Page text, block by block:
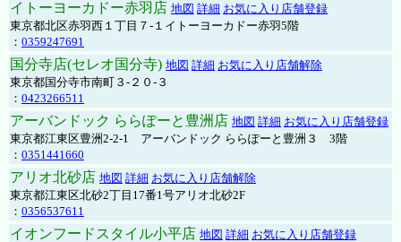
イトーヨーカドー赤羽店 地図 詳細 お気に入り店舗登録
東京都北区赤羽西１丁目７-１イトーヨーカドー赤羽5階
： 0359247691
国分寺店(セレオ国分寺) 地図 詳細 お気に入り店舗解除
東京都国分寺市南町３-２０-３
： 0423266511
アーバンドック ららぽーと豊洲店 地図 詳細 お気に入り店舗登録
東京都江東区豊洲2-2-1 アーバンドック ららぽーと豊洲３ 3階
： 0351441660
アリオ北砂店 地図 詳細 お気に入り店舗解除
東京都江東区北砂2丁目17番1号アリオ北砂2F
： 0356537611
イオンフードスタイル小平店 地図 詳細 お気に入り店舗登録